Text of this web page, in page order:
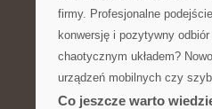
firmy. Profesjonalne
konwersję i pozytywny
chaotycznym układem?
urządzeń mobilnych czy
Co jeszcze warto